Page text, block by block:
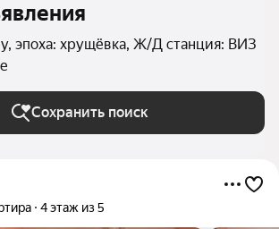
эпоха: хрущёвка, Ж/Д станция: ВИЗ
Сохранить поиск
4 этаж из 5